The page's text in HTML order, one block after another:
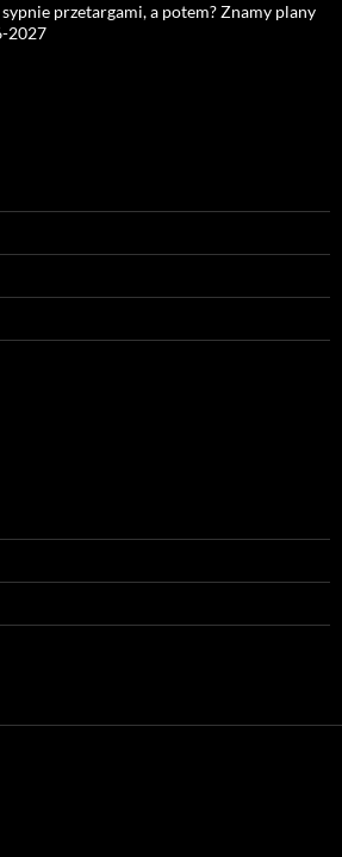
przetargami, a potem? Znamy plany
2027